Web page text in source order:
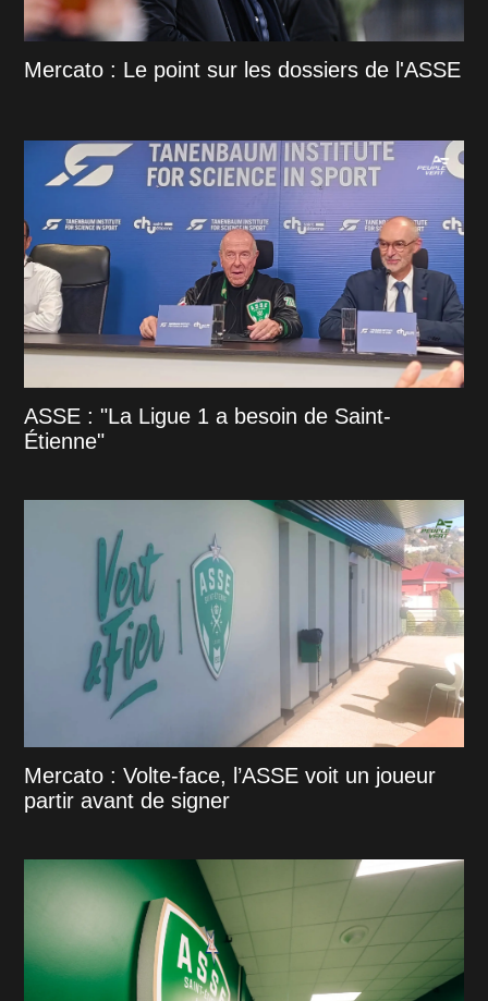
Mercato : Le point sur les dossiers de l'ASSE
ASSE : "La Ligue 1 a besoin de Saint-
Étienne"
Mercato : Volte-face, l’ASSE voit un joueur
partir avant de signer